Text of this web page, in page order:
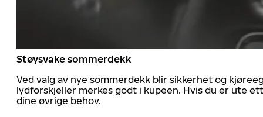
Støysvake sommerdekk
Ved valg av nye sommerdekk blir sikkerhet og
lydforskjeller merkes godt i kupeen. Hvis du er ute
dine øvrige behov.